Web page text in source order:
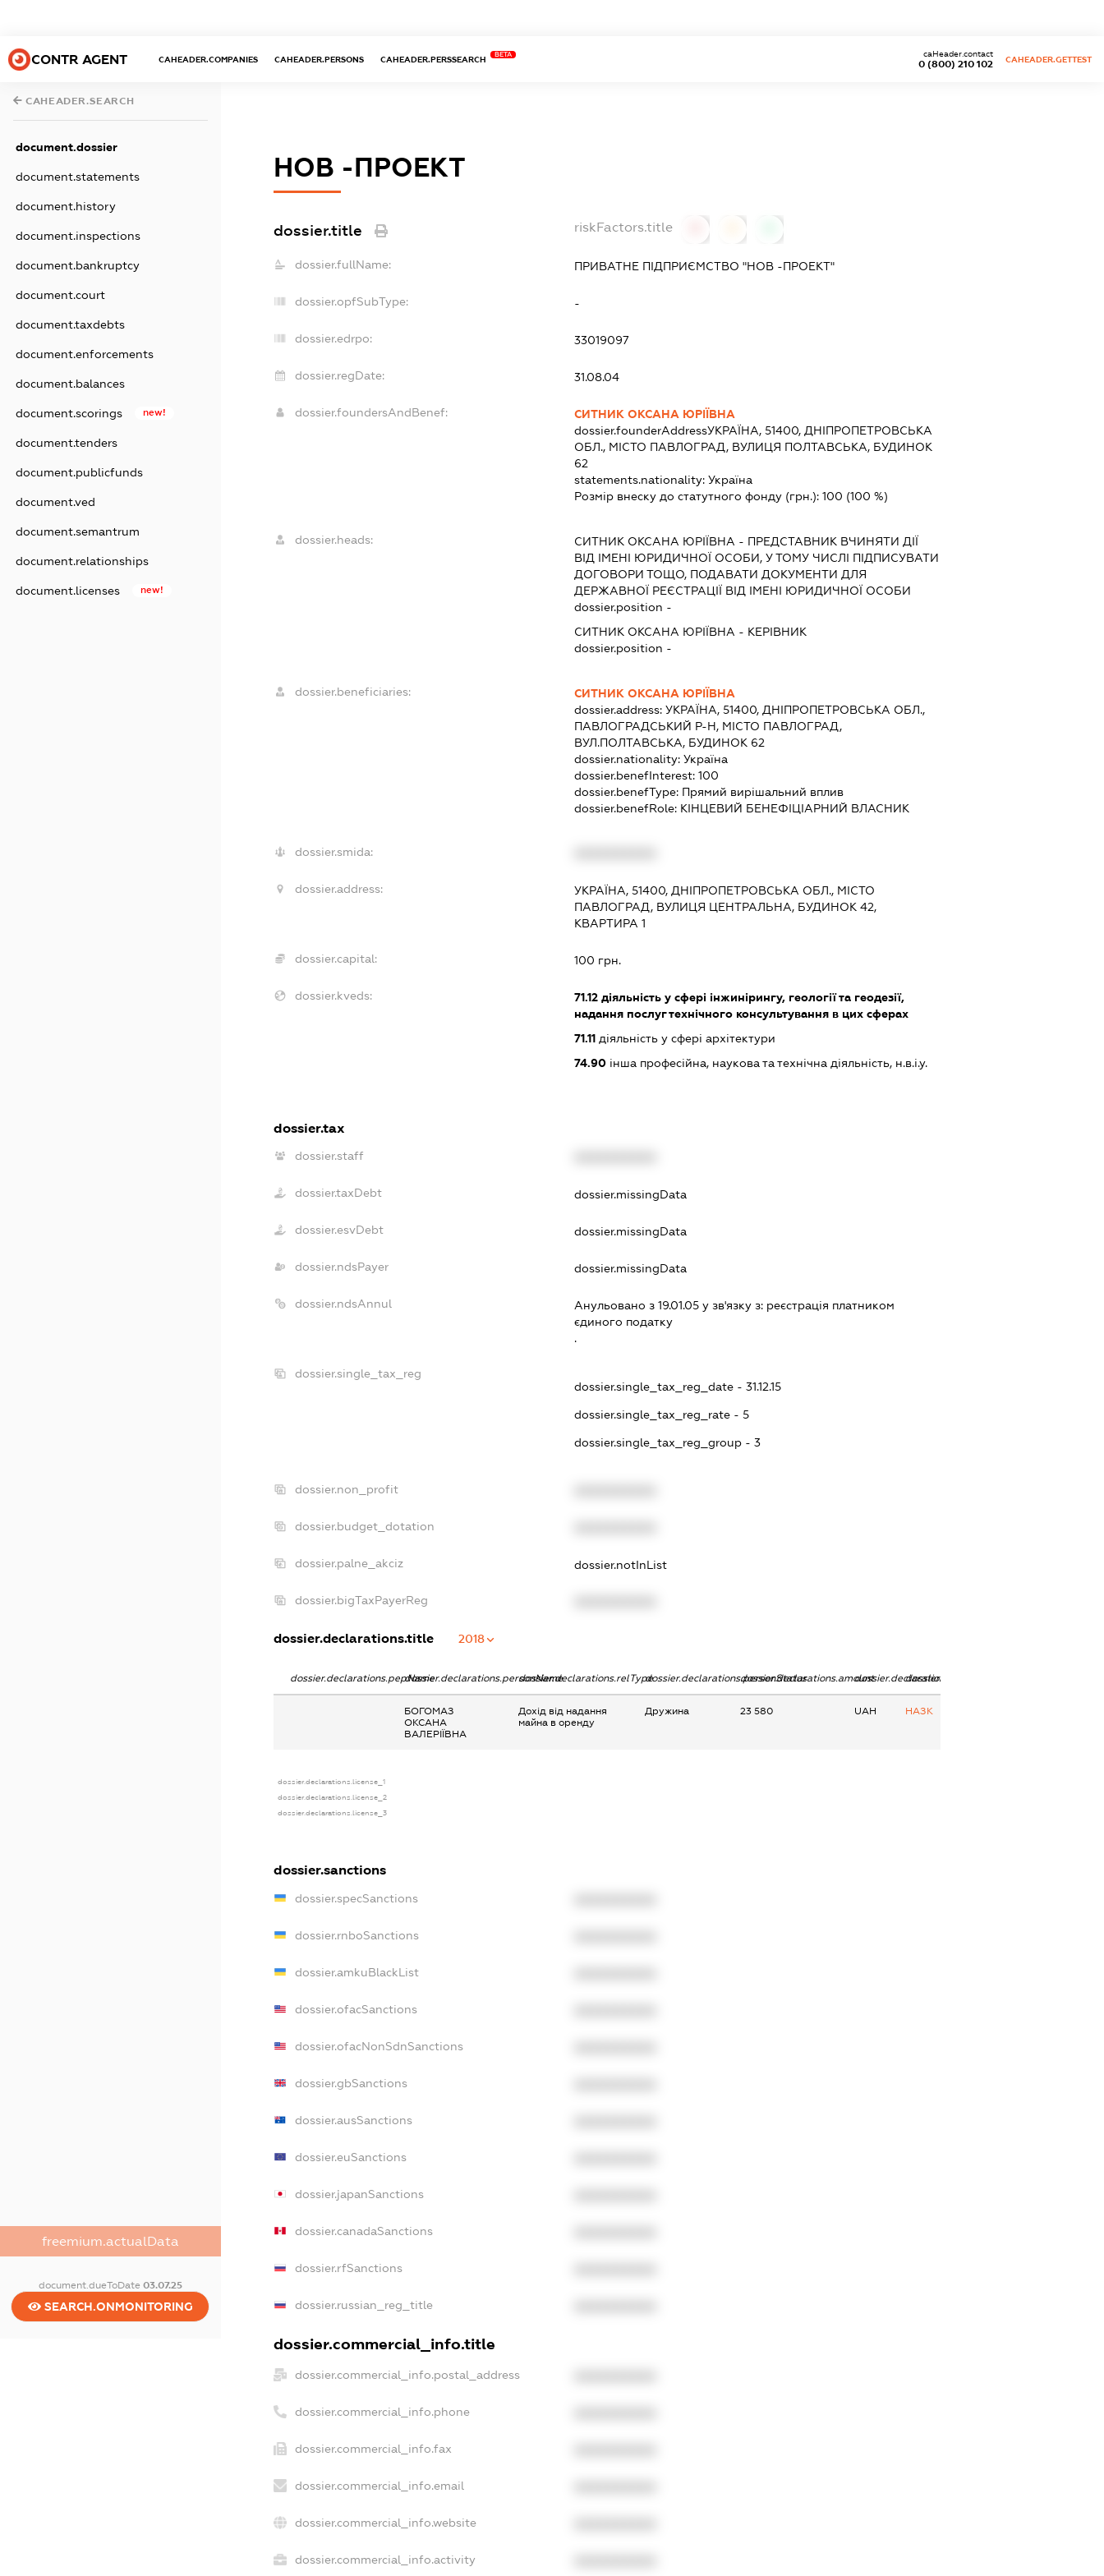
CONTR AGENT CAHEADER.COMPANIES CAHEADER.PERSONS CAHEADER.PERSSEARCH
BETA
0 (800) 210 102
caHeader.contact
CAHEADER.GETTEST
CAHEADER.SEARCH
document.dossier
document.statements
document.history
document.inspections
document.bankruptcy
document.court
document.taxdebts
document.enforcements
document.balances
document.scorings new!
document.tenders
document.publicfunds
document.ved
document.semantrum
document.relationships
document.licenses new!
freemium.actualData
document.dueToDate 03.07.25
SEARCH.ONMONITORING
НОВ -ПРОЕКТ
dossier.title riskFactors.title
dossier.fullName: ПРИВАТНЕ ПІДПРИЄМСТВО "НОВ -ПРОЕКТ"
dossier.opfSubType: -
dossier.edrpo: 33019097
dossier.regDate: 31.08.04
dossier.foundersAndBenef:
СИТНИК ОКСАНА ЮРІЇВНА
dossier.founderAddressУКРАЇНА, 51400, ДНІПРОПЕТРОВСЬКА
ОБЛ., МІСТО ПАВЛОГРАД, ВУЛИЦЯ ПОЛТАВСЬКА, БУДИНОК
62
statements.nationality: Україна
Розмір внеску до статутного фонду (грн.): 100 (100 %)
dossier.heads: СИТНИК ОКСАНА ЮРІЇВНА - ПРЕДСТАВНИК ВЧИНЯТИ ДІЇ
ВІД ІМЕНІ ЮРИДИЧНОЇ ОСОБИ, У ТОМУ ЧИСЛІ ПІДПИСУВАТИ
ДОГОВОРИ ТОЩО, ПОДАВАТИ ДОКУМЕНТИ ДЛЯ
ДЕРЖАВНОЇ РЕЄСТРАЦІЇ ВІД ІМЕНІ ЮРИДИЧНОЇ ОСОБИ
dossier.position -
СИТНИК ОКСАНА ЮРІЇВНА - КЕРІВНИК
dossier.position -
dossier.beneficiaries:
СИТНИК ОКСАНА ЮРІЇВНА
dossier.address: УКРАЇНА, 51400, ДНІПРОПЕТРОВСЬКА ОБЛ.,
ПАВЛОГРАДСЬКИЙ Р-Н, МІСТО ПАВЛОГРАД,
ВУЛ.ПОЛТАВСЬКА, БУДИНОК 62
dossier.nationality: Україна
dossier.benefInterest: 100
dossier.benefType: Прямий вирішальний вплив
dossier.benefRole: КІНЦЕВИЙ БЕНЕФІЦІАРНИЙ ВЛАСНИК
dossier.smida:
dossier.address:
УКРАЇНА, 51400, ДНІПРОПЕТРОВСЬКА ОБЛ., МІСТО
ПАВЛОГРАД, ВУЛИЦЯ ЦЕНТРАЛЬНА, БУДИНОК 42,
КВАРТИРА 1
dossier.capital: 100 грн.
dossier.kveds: 71.12діяльність у сфері інжинірингу, геології та геодезії,
надання послуг технічного консультування в цих сферах
71.11діяльність у сфері архітектури
74.90інша професійна, наукова та технічна діяльність, н.в.і.у.
dossier.tax
dossier.staff
dossier.taxDebt dossier.missingData
dossier.esvDebt dossier.missingData
dossier.ndsPayer dossier.missingData
dossier.ndsAnnul Анульовано з 19.01.05 у зв'язку з: реєстрацiя платником
єдиного податку
.
dossier.single_tax_reg
dossier.single_tax_reg_date - 31.12.15
dossier.single_tax_reg_rate - 5
dossier.single_tax_reg_group - 3
dossier.non_profit
dossier.budget_dotation
dossier.palne_akciz dossier.notInList
dossier.bigTaxPayerReg
dossier.declarations.title 2018
dossier.declarations.pepNamedossier.declarations.personNamedossier.declarations.relTypedossier.declarations.personStatusdossier.declarations.amountdossier.declarations.currency
dossier.declarations.source
БОГОМАЗ
ОКСАНА
ВАЛЕРІЇВНА
Дохід від надання
майна в оренду
Дружина 23 580 UAH НАЗК
dossier.declarations.license_1
dossier.declarations.license_2
dossier.declarations.license_3
dossier.sanctions
dossier.specSanctions
dossier.rnboSanctions
dossier.amkuBlackList
dossier.ofacSanctions
dossier.ofacNonSdnSanctions
dossier.gbSanctions
dossier.ausSanctions
dossier.euSanctions
dossier.japanSanctions
dossier.canadaSanctions
dossier.rfSanctions
dossier.russian_reg_title
dossier.commercial_info.title
dossier.commercial_info.postal_address
dossier.commercial_info.phone
dossier.commercial_info.fax
dossier.commercial_info.email
dossier.commercial_info.website
dossier.commercial_info.activity